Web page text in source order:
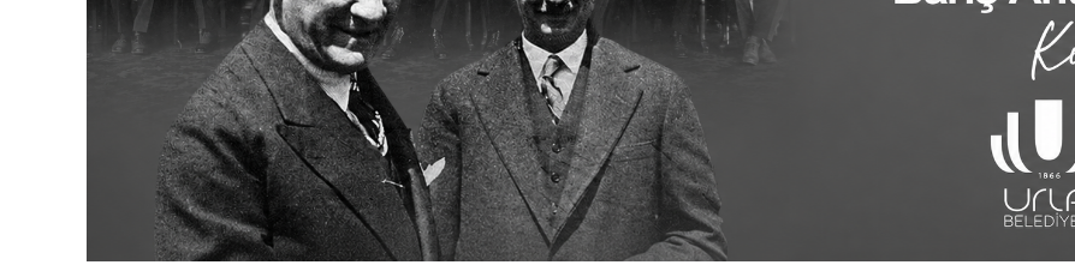
Kamu Kurumları ve Üst Kurullar